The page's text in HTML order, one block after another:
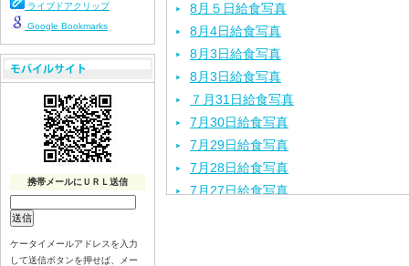
8月５日給食写真
8月4日給食写真
8月3日給食写真
8月3日給食写真
７月31日給食写真
7月30日給食写真
7月29日給食写真
7月28日給食写真
7月27日給食写真
ライブドアクリップ
Google Bookmarks
携帯メールにＵＲＬ送信
ケータイメールアドレスを入力
して送信ボタンを押せば、メー